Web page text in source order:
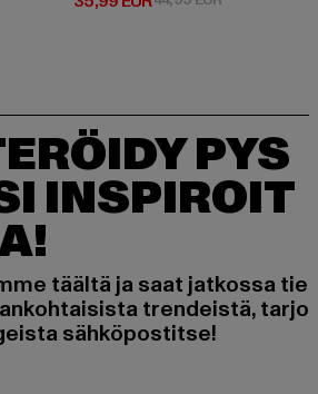
PYS
INSPIROIT
täältä ja saat jatkossa tie
trendeistä, tarjo
sähköpostitse!